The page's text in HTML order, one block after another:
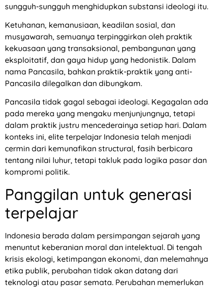
sungguh-sungguh menghidupkan substansi ideologi itu.
Ketuhanan, kemanusiaan, keadilan sosial, dan
musyawarah, semuanya terpinggirkan oleh praktik
kekuasaan yang transaksional, pembangunan yang
eksploitatif, dan gaya hidup yang hedonistik. Dalam
nama Pancasila, bahkan praktik-praktik yang anti-
Pancasila dilegalkan dan dibungkam.
Pancasila tidak gagal sebagai ideologi. Kegagalan ada
pada mereka yang mengaku menjunjungnya, tetapi
dalam praktik justru mencederainya setiap hari. Dalam
konteks ini, elite terpelajar Indonesia telah menjadi
cermin dari kemunafikan structural, fasih berbicara
tentang nilai luhur, tetapi takluk pada logika pasar dan
kompromi politik.
Panggilan untuk generasi
terpelajar
Indonesia berada dalam persimpangan sejarah yang
menuntut keberanian moral dan intelektual. Di tengah
krisis ekologi, ketimpangan ekonomi, dan melemahnya
etika publik, perubahan tidak akan datang dari
teknologi atau pasar semata. Perubahan memerlukan